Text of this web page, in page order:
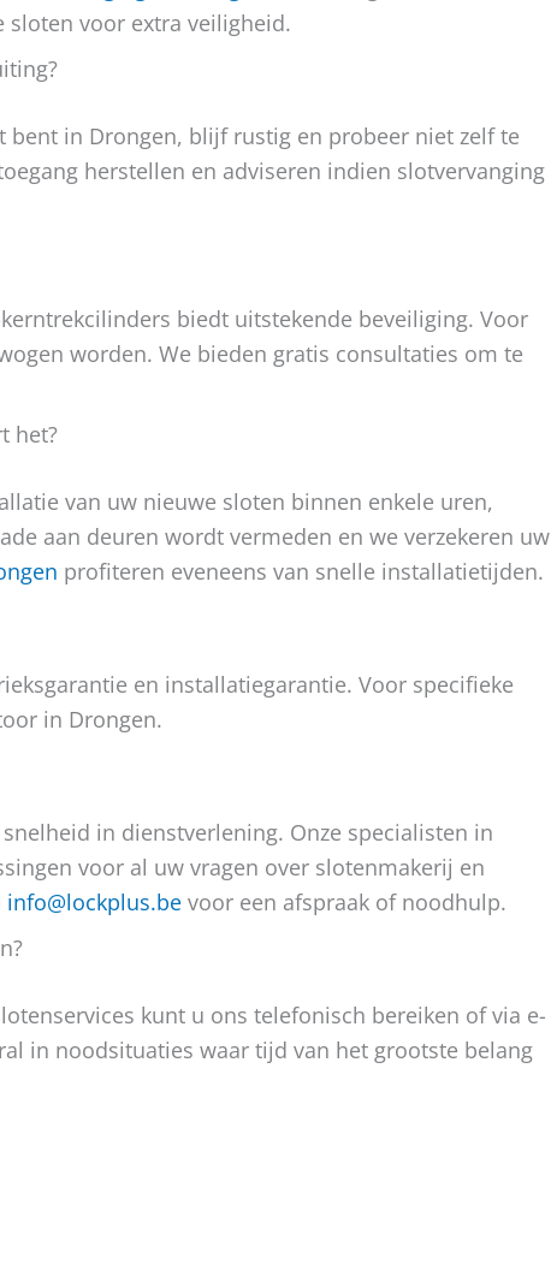
voor extra veiligheid.
in Drongen, blijf rustig en probeer niet zelf te
herstellen en adviseren indien slotvervanging
biedt uitstekende beveiliging. Voor
worden. We bieden gratis consultaties om te
het?
van uw nieuwe sloten binnen enkele uren,
aan deuren wordt vermeden en we verzekeren uw
profiteren eveneens van snelle installatietijden.
en installatiegarantie. Voor specifieke
in Drongen.
in dienstverlening. Onze specialisten in
voor al uw vragen over slotenmakerij en
info@lockplus.be voor een afspraak of noodhulp.
kunt u ons telefonisch bereiken of via e-
in noodsituaties waar tijd van het grootste belang